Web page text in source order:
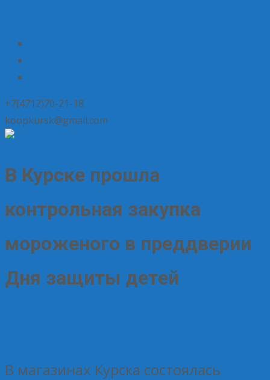
+7(4712)70-21-18
koopkursk@gmail.com
В Курске прошла
контрольная закупка
мороженого в преддверии
Дня защиты детей
В магазинах Курска состоялась